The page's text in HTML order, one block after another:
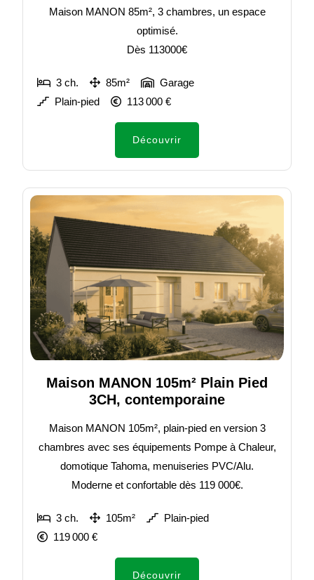
Maison MANON 85m², 3 chambres, un espace
optimisé.
Dès 113000€
3 ch. 85m²
Garage
Plain-pied
113 000 €
Découvrir
Maison MANON 105m² Plain Pied
3CH, contemporaine
Maison MANON 105m², plain-pied en version 3
chambres avec ses équipements Pompe à Chaleur,
domotique Tahoma, menuiseries PVC/Alu.
Moderne et confortable dès 119 000€.
3 ch. 105m²
Plain-pied
119 000 €
Découvrir